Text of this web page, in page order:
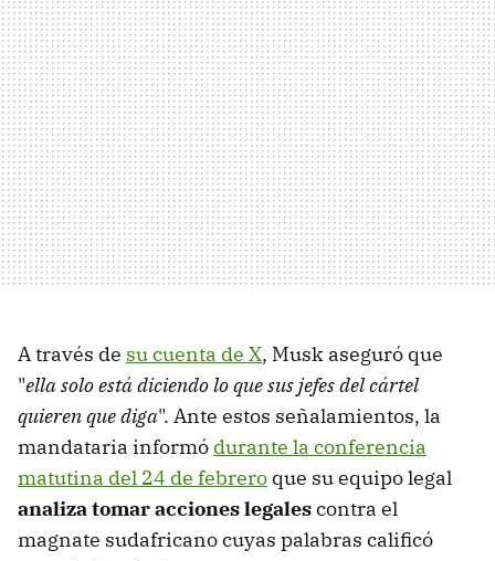
A través de su cuenta de X, Musk aseguró que
"ella solo está diciendo lo que sus jefes del cártel
quieren que diga". Ante estos señalamientos, la
mandataria informó durante la conferencia
matutina del 24 de febrero que su equipo legal
analiza tomar acciones legalescontra el
magnate sudafricano cuyas palabras calificó